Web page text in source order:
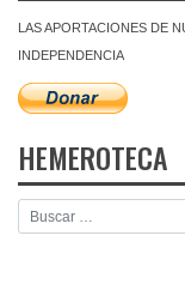
LAS APORTACIONES DE
INDEPENDENCIA
HEMEROTECA